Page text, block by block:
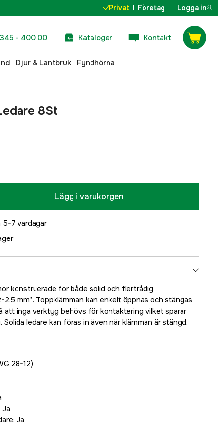
Privat Företag Logga in
- 400 00 Kataloger Kontakt
Djur & Lantbruk Fyndhörna
8St
Lägg i varukorgen
5-7 vardagar
konstruerade för både solid och flertrådig
mm². Toppklämman kan enkelt öppnas och stängas
att inga verktyg behövs för kontaktering vilket sparar
ledare kan föras in även när klämman är stängd.
28-12)
Ja
Ja